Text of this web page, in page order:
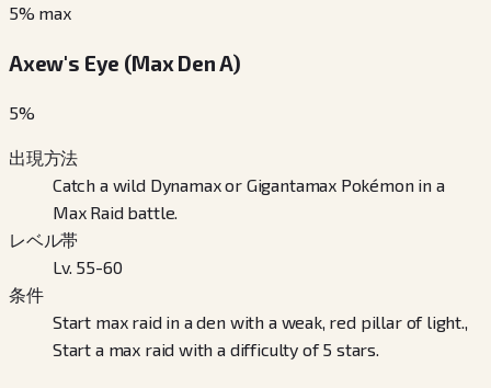
5% max
Axew's Eye (Max Den A)
5%
出現方法
Catch a wild Dynamax or Gigantamax Pokémon in a
Max Raid battle.
レベル帯
Lv. 55-60
条件
Start max raid in a den with a weak, red pillar of light.,
Start a max raid with a difficulty of 5 stars.